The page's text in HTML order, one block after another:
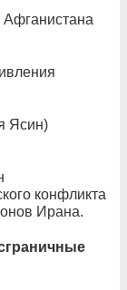
Афганистана
Ясин)
конфликта
Ирана.